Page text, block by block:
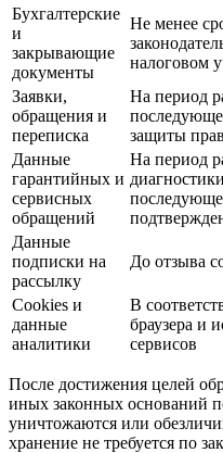
Бухгалтерские
и
закрывающие
документы
Не менее
налоговом
Заявки,
обращения и
переписка
На период
защиты
Данные
гарантийных и
сервисных
обращений
На период
Данные
подписки на
рассылку
До отзыва
Cookies и
данные
аналитики
В
браузера и
сервисов
После достижения целей
иных законных оснований
уничтожаются или
хранение не требуется по